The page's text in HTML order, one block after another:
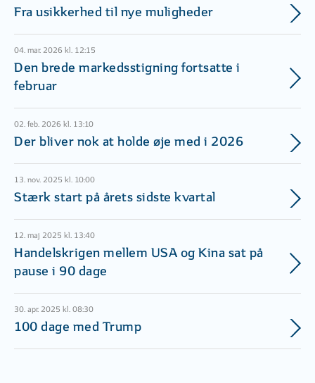
Fra usikkerhed til nye muligheder
04. mar. 2026 kl. 12:15
Den brede markedsstigning fortsatte i
februar
02. feb. 2026 kl. 13:10
Der bliver nok at holde øje med i 2026
13. nov. 2025 kl. 10:00
Stærk start på årets sidste kvartal
12. maj 2025 kl. 13:40
Handelskrigen mellem USA og Kina sat på
pause i 90 dage
30. apr. 2025 kl. 08:30
100 dage med Trump